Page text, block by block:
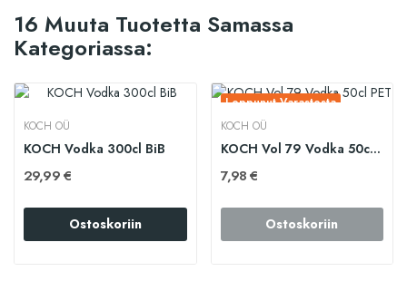
16 Muuta Tuotetta Samassa
Kategoriassa:
KOCH OÜ
KOCH Vodka 300cl BiB
29,99 €
Ostoskoriin
Loppunut Varastosta
KOCH OÜ
KOCH Vol 79 Vodka 50cl PET
7,98 €
Ostoskoriin